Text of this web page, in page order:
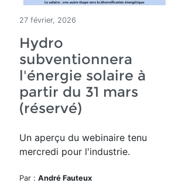
27 février, 2026
Hydro
subventionnera
l'énergie solaire à
partir du 31 mars
(réservé)
Un aperçu du webinaire tenu
mercredi pour l'industrie.
Par : André Fauteux